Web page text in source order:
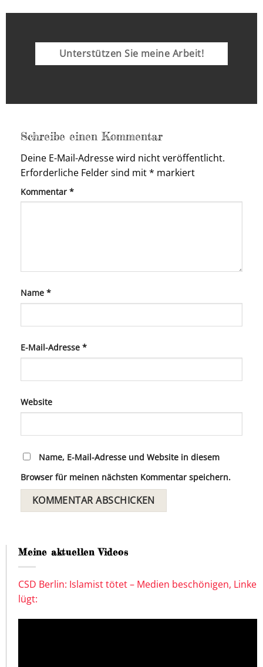
Unterstützen Sie meine Arbeit!
Schreibe einen Kommentar
Deine E-Mail-Adresse wird nicht veröffentlicht.
Erforderliche Felder sind mit* markiert
Kommentar *
Name *
E-Mail-Adresse *
Website
Name, E-Mail-Adresse und Website in diesem
Browser für meinen nächsten Kommentar speichern.
Meine aktuellen Videos
CSD Berlin: Islamist tötet – Medien beschönigen, Linke
lügt: